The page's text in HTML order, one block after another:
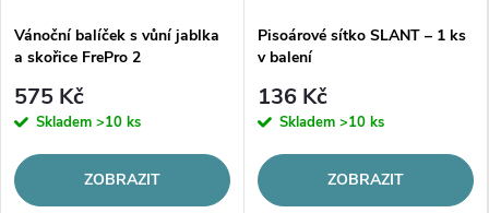
Vánoční balíček s vůní jablka
a skořice FrePro 2
575 Kč
Skladem >10 ks
ZOBRAZIT
Pisoárové sítko SLANT – 1 ks
v balení
136 Kč
Skladem >10 ks
ZOBRAZIT